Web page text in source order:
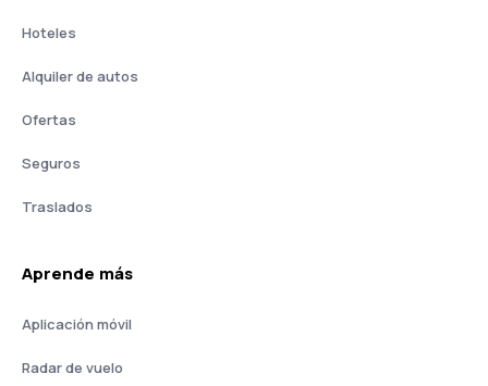
Hoteles
Alquiler de autos
Ofertas
Seguros
Traslados
Aprende más
Aplicación móvil
Radar de vuelo